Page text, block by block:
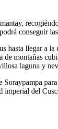
conseguir
hasta llegar a
montañas
laguna y
del